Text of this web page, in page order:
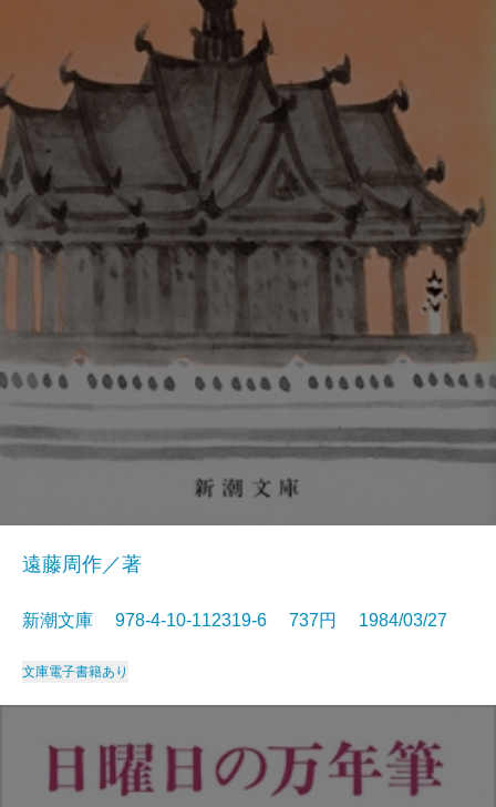
遠藤周作／著
新潮文庫 978-4-10-112319-6 737円 1984/03/27
文庫電子書籍あり